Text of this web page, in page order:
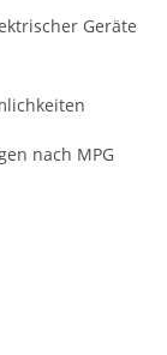
Geräte
nach MPG